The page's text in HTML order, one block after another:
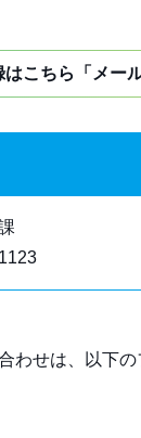
はこちら「メー
わせは、以下